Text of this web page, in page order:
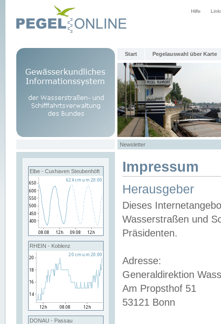
Hilfe
Start Pegelauswahl über Karte
Newsletter
Elbe - Cuxhaven Steubenhöft
RHEIN - Koblenz
DONAU - Passau
Impressum
Herausgeber
Dieses
Wasserstraßen und
Präsidenten.
Adresse:
Generaldirektion
Am Propsthof 51
53121 Bonn